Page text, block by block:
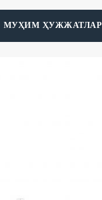
МУҲИМ ҲУЖЖАТЛАР